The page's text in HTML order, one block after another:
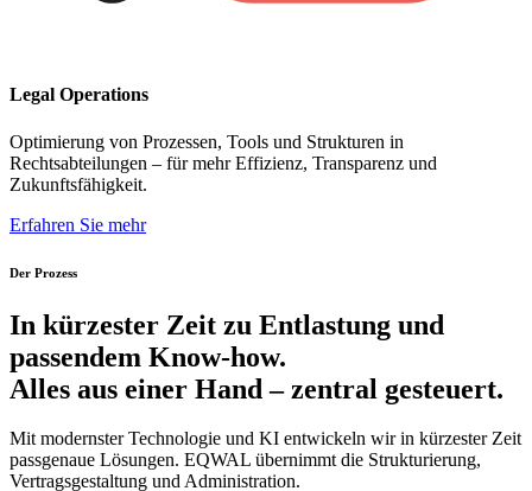
Legal Operations
Optimierung von Prozessen, Tools und Strukturen in
Rechtsabteilungen – für mehr Effizienz, Transparenz und
Zukunftsfähigkeit.
Erfahren Sie mehr
Der Prozess
In kürzester Zeit zu Entlastung und
passendem Know-how.
Alles aus einer Hand – zentral gesteuert.
Mit modernster Technologie und KI entwickeln wir in kürzester Zeit
passgenaue Lösungen. EQWAL übernimmt die Strukturierung,
Vertragsgestaltung und Administration.